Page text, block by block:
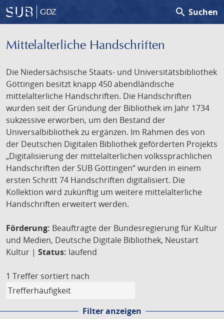
GDZ search Suchen
Mittelalterliche Handschriften
Die Niedersächsische Staats- und Universitätsbibliothek
Göttingen besitzt knapp 450 abendländische
mittelalterliche Handschriften. Die Handschriften
wurden seit der Gründung der Bibliothek im Jahr 1734
sukzessive erworben, um den Bestand der
Universalbibliothek zu ergänzen. Im Rahmen des von
der Deutschen Digitalen Bibliothek geförderten Projekts
„Digitalisierung der mittelalterlichen volkssprachlichen
Handschriften der SUB Göttingen“ wurden in einem
ersten Schritt 74 Handschriften digitalisiert. Die
Kollektion wird zukünftig um weitere mittelalterliche
Handschriften erweitert werden.
Förderung: Beauftragte der Bundesregierung für Kultur
und Medien, Deutsche Digitale Bibliothek, Neustart
Kultur | Status: laufend
1 Treffer sortiert nach
Filter anzeigen